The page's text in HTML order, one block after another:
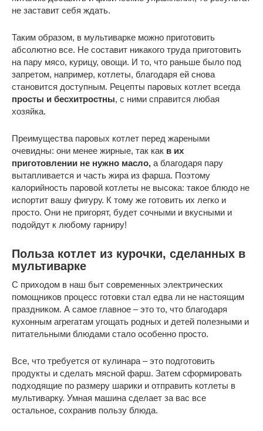
не заставит себя ждать.
Таким образом, в мультиварке можно приготовить
абсолютно все. Не составит никакого труда приготовить
на пару мясо, курицу, овощи. И то, что раньше было под
запретом, например, котлеты, благодаря ей снова
становится доступным. Рецепты паровых котлет всегда
просты и бесхитростны, с ними справится любая
хозяйка.
Преимущества паровых котлет перед жареными
очевидны: они менее жирные, так как в их
приготовлении не нужно масло, а благодаря пару
вытапливается и часть жира из фарша. Поэтому
калорийность паровой котлеты не высока: такое блюдо не
испортит вашу фигуру. К тому же готовить их легко и
просто. Они не пригорят, будет сочными и вкусными и
подойдут к любому гарниру!
Польза котлет из курочки, сделанных в
мультиварке
С приходом в наш быт современных электрических
помощников процесс готовки стал едва ли не настоящим
праздником. А самое главное – это то, что благодаря
кухонным агрегатам угощать родных и детей полезными и
питательными блюдами стало особенно просто.
Все, что требуется от кулинара – это подготовить
продукты и сделать мясной фарш. Затем сформировать
подходящие по размеру шарики и отправить котлеты в
мультиварку. Умная машина сделает за вас все
остальное, сохранив пользу блюда.